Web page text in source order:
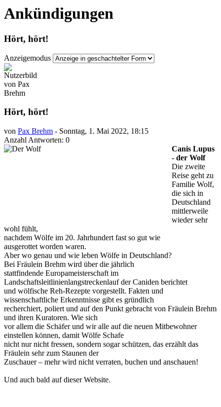
Ankündigungen
Hört, hört!
Anzeigemodus
Hört, hört!
von Pax Brehm - Sonntag, 1. Mai 2022, 18:15
Anzahl Antworten: 0
Canis Lupus
- der Wolf
Die zweite
Reise geht zu
Familie Wolf,
die sich in
Deutschland
mittlerweile
wieder sehr
wohl fühlt,
nachdem Wölfe im 20. Jahrhundert fast so gut wie
ausgerottet worden waren.
Aber wo genau und wie leben Wölfe in Deutschland?
Bei Fräulein Brehm wird über die jährlich
stattfindende Europameisterschaft im
Landschaftsleitlinienlangstreckenlauf der Caniden berichtet
und wölfische Reh-Rezepte vorgestellt. Fakten und
wissenschaftliche Erkenntnisse gibt es gründlich
recherchiert, poliert und auf den Punkt gebracht von Fräulein Brehm
und ihren Kuratoren. Wie sich
vor allem die Schäfer und wir alle auf die neuen Mitbewohner
einstellen können, damit Wölfe Schafe
nicht nur nicht fressen, sondern sogar schützen, das erzählt das
Fräulein sehr zum Staunen der
Zuschauer – mehr wird nicht verraten, buchen und anschauen!
Und auch bald auf dieser Website.